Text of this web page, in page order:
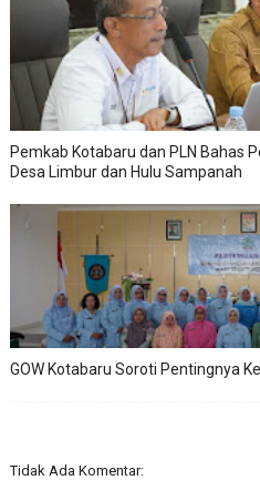
Pemkab Kotabaru dan PLN Bahas
Desa Limbur dan Hulu Sampanah
GOW Kotabaru Soroti Pentingnya
Tidak Ada Komentar: